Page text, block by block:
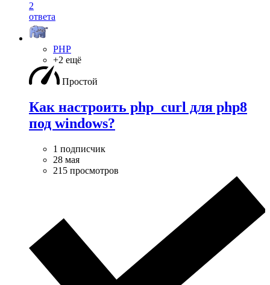
2
ответа
PHP
+2 ещё
Простой
Как настроить php_curl для php8
под windows?
1 подписчик
28 мая
215 просмотров